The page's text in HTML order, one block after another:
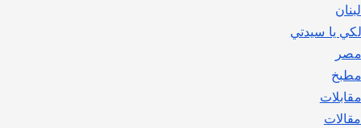
لبنان
لكي يا سيدتي
مصر
مطبخ
مقابلات
مقالات